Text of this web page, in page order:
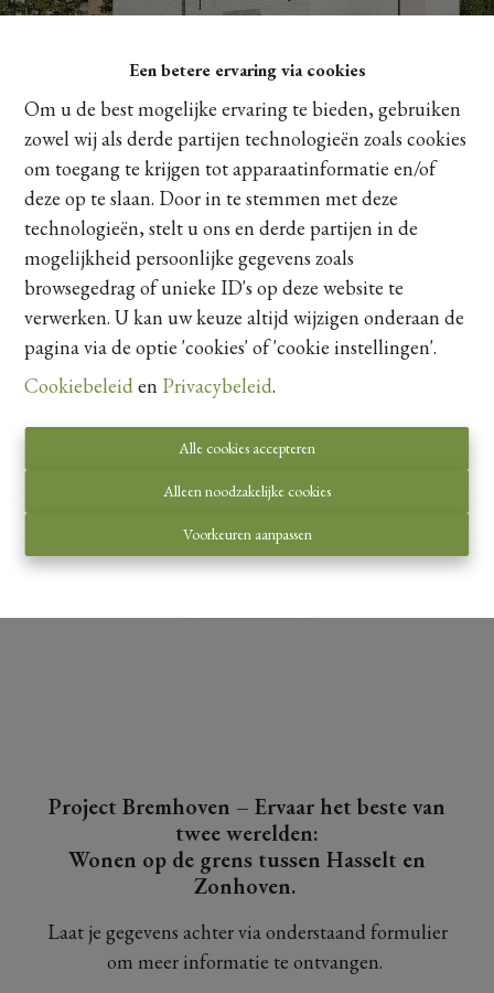
Een betere ervaring via cookies
Om u de best mogelijke ervaring te bieden, gebruiken
zowel wij als derde partijen technologieën zoals cookies
om toegang te krijgen tot apparaatinformatie en/of
deze op te slaan. Door in te stemmen met deze
technologieën, stelt u ons en derde partijen in de
mogelijkheid persoonlijke gegevens zoals
browsegedrag of unieke ID's op deze website te
verwerken. U kan uw keuze altijd wijzigen onderaan de
pagina via de optie 'cookies' of 'cookie instellingen'.
Cookiebeleid en Privacybeleid.
Alle cookies accepteren
Alleen noodzakelijke cookies
Voorkeuren aanpassen
ALLES WAT JE ZOEKT OP ÉÉN PLEK
Een groene ontmoetingsplek
Centrale ligging - het beste van twee werelden
Autoluwe omgeving - veilig en sereen
Volledig personaliseerbaar - jouw woning, jouw stijl
E-peil onder nul:negatief E-peil met een positieve
Een architecturale mix - modern en klassiek in
Project Bremhoven – Ervaar het beste van
twee werelden:
Wonen op de grens tussen Hasselt en
Zonhoven.
Laat je gegevens achter via onderstaand formulier
om meer informatie te ontvangen.